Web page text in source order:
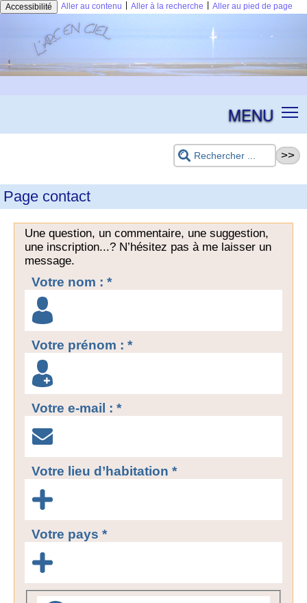
Accessibilité Aller au contenu Aller à la recherche Aller au pied de page
MENU
Page contact
Une question, un commentaire, une suggestion,
une inscription...? N’hésitez pas à me laisser un
message.
Votre nom : *
Votre prénom : *
Votre e-mail : *
Votre lieu d’habitation *
Votre pays *